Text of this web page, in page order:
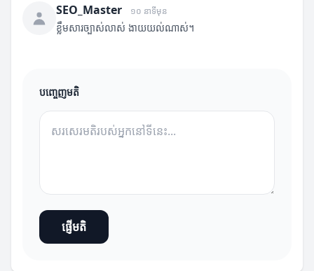
SEO_Master ១០ នាទីមុន
ខ្លឹមសារច្បាស់លាស់ ងាយយល់ណាស់។
បញ្ចេញមតិ
ផ្ញើមតិ